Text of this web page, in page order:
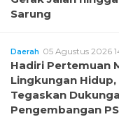
Sarung
Daerah 05 Agustus 2026
Hadiri Pertemuan
Lingkungan
Tegaskan
Pengembangan